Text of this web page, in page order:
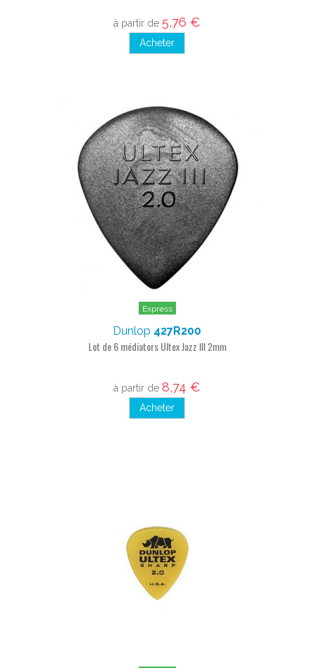
à partir de 5,76 €
Acheter
Express
Dunlop 427R200
Lot de 6 médiators Ultex Jazz III 2mm
à partir de 8,74 €
Acheter